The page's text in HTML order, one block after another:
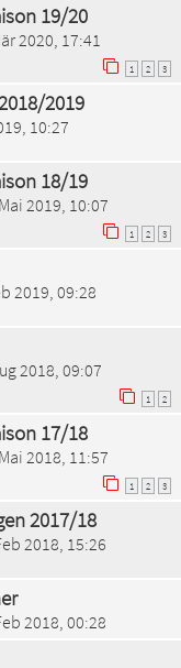
19/20
2020, 17:41
1 2 3
2019
10:27
18/19
2019, 10:07
1 2 3
2019, 09:28
2018, 09:07
1 2
17/18
2018, 11:57
1 2 3
2017/18
2018, 15:26
2018, 00:28